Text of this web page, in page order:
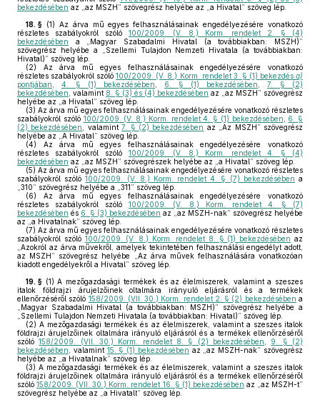
bekezdésében az „az MSZH” szövegrész helyébe az „a Hivatal” szöveg lép.
18. § (1) Az árva mű egyes felhasználásainak engedélyezésére vonatkozó
részletes szabályokról szóló 100/2009. (V. 8.) Korm. rendelet 2. § (4)
bekezdésében a „Magyar Szabadalmi Hivatal (a továbbiakban: MSZH)”
szövegrész helyébe a „Szellemi Tulajdon Nemzeti Hivatala (a továbbiakban:
Hivatal)” szöveg lép.
(2) Az árva mű egyes felhasználásainak engedélyezésére vonatkozó
részletes szabályokról szóló100/2009. (V. 8.) Korm. rendelet 3. § (1) bekezdés a)
pontjában
4. § (1) bekezdésében 6. § (1) bekezdésében
7. § (2)
bekezdésében , valamint 8. § (3) és (4) bekezdésében az „az MSZH” szövegrész
helyébe az „a Hivatal” szöveg lép.
(3) Az árva mű egyes felhasználásainak engedélyezésére vonatkozó részletes
szabályokról szóló 100/2009. (V. 8.) Korm. rendelet 4. § (1) bekezdésében
6. §
(2) bekezdésében
, valamint7. § (2) bekezdésében az „Az MSZH” szövegrész
helyébe az „A Hivatal” szöveg lép.
(4) Az árva mű egyes felhasználásainak engedélyezésére vonatkozó
részletes szabályokról szóló 100/2009. (V. 8.) Korm. rendelet 4. § (4)
bekezdésében az „az MSZH” szövegrészek helyébe az „a Hivatal” szöveg lép.
(5) Az árva mű egyes felhasználásainak engedélyezésére vonatkozó részletes
szabályokról szóló100/2009. (V. 8.) Korm. rendelet 4. § (7) bekezdésében a
„310” szövegrész helyébe a „311” szöveg lép.
(6) Az árva mű egyes felhasználásainak engedélyezésére vonatkozó
részletes szabályokról szóló100/2009. (V. 8.) Korm. rendelet 4. § (7)
bekezdésében és 6. § (3) bekezdésében az „az MSZH-nak” szövegrész helyébe
az „a Hivatalnak” szöveg lép.
(7) Az árva mű egyes felhasználásainak engedélyezésére vonatkozó részletes
szabályokról szóló 100/2009. (V. 8.) Korm. rendelet 8. § (1) bekezdésében az
„Azokról az árva művekről, amelyek tekintetében felhasználási engedélyt adott,
az MSZH” szövegrész helyébe „Az árva művek felhasználására vonatkozóan
kiadott engedélyekről a Hivatal” szöveg lép.
19. § (1) A mezőgazdasági termékek és az élelmiszerek, valamint a szeszes
italok földrajzi árujelzőinek oltalmára irányuló eljárásról és a termékek
ellenőrzéséről szóló 158/2009. (VII. 30.) Korm. rendelet 2. § (2) bekezdésében a
„Magyar Szabadalmi Hivatal (a továbbiakban: MSZH)” szövegrész helyébe a
„Szellemi Tulajdon Nemzeti Hivatala (a továbbiakban: Hivatal)” szöveg lép.
(2) A mezőgazdasági termékek és az élelmiszerek, valamint a szeszes italok
földrajzi árujelzőinek oltalmára irányuló eljárásról és a termékek ellenőrzéséről
szóló158/2009. (VII. 30.) Korm. rendelet 8. § (2) bekezdésében
9. § (2)
bekezdésében , valamint 15. § (1) bekezdésében az „az MSZH-nak” szövegrész
helyébe az „a Hivatalnak” szöveg lép.
(3) A mezőgazdasági termékek és az élelmiszerek, valamint a szeszes italok
földrajzi árujelzőinek oltalmára irányuló eljárásról és a termékek ellenőrzéséről
szóló158/2009. (VII. 30.) Korm. rendelet 16. § (1) bekezdésében az „az MSZH-t”
szövegrész helyébe az „a Hivatalt” szöveg lép.